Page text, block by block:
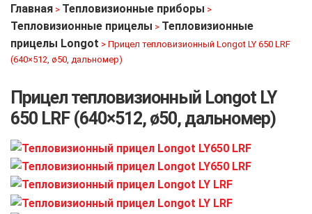
Главная > Тепловизионные приборы >
Тепловизионные прицелы > Тепловизионные
прицелы Longot > Прицел тепловизионный Longot LY 650 LRF
(640×512, ø50, дальномер)
Прицел тепловизионный Longot LY
650 LRF (640×512, ø50, дальномер)